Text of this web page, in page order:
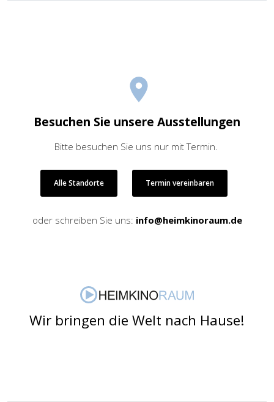
Besuchen Sie unsere Ausstellungen
Bitte besuchen Sie uns nur mit Termin.
Alle Standorte Termin vereinbaren
oder schreiben Sie uns: info@heimkinoraum.de
Wir bringen die Welt nach Hause!